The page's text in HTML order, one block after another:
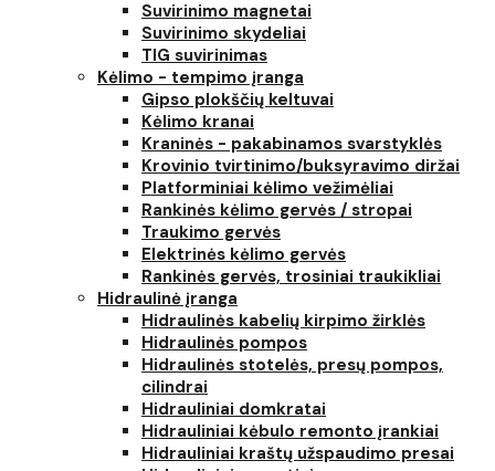
Suvirinimo magnetai
Suvirinimo skydeliai
TIG suvirinimas
Kėlimo - tempimo įranga
Gipso plokščių keltuvai
Kėlimo kranai
Kraninės - pakabinamos svarstyklės
Krovinio tvirtinimo/buksyravimo diržai
Platforminiai kėlimo vežimėliai
Rankinės kėlimo gervės / stropai
Traukimo gervės
Elektrinės kėlimo gervės
Rankinės gervės, trosiniai traukikliai
Hidraulinė įranga
Hidraulinės kabelių kirpimo žirklės
Hidraulinės pompos
Hidraulinės stotelės, presų pompos,
cilindrai
Hidrauliniai domkratai
Hidrauliniai kėbulo remonto įrankiai
Hidrauliniai kraštų užspaudimo presai